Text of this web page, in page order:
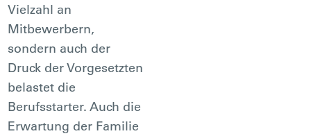
Vielzahl an
Mitbewerbern,
sondern auch der
Druck der Vorgesetzten
belastet die
Berufsstarter. Auch die
Erwartung der Familie